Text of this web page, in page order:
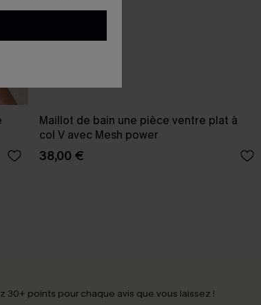
Maillot de bain une pièce ventre plat à
col V avec Mesh power
38,00 €
30+ points pour chaque avis que vous laissez !